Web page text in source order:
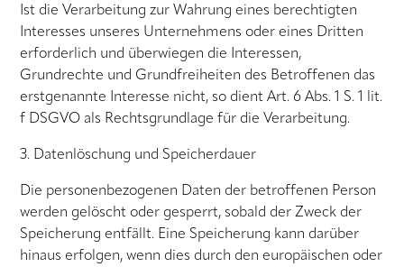
Ist die Verarbeitung zur Wahrung eines berechtigten
Interesses unseres Unternehmens oder eines Dritten
erforderlich und überwiegen die Interessen,
Grundrechte und Grundfreiheiten des Betroffenen das
erstgenannte Interesse nicht, so dient Art. 6 Abs. 1 S. 1 lit.
f DSGVO als Rechtsgrundlage für die Verarbeitung.
3. Datenlöschung und Speicherdauer
Die personenbezogenen Daten der betroffenen Person
werden gelöscht oder gesperrt, sobald der Zweck der
Speicherung entfällt. Eine Speicherung kann darüber
hinaus erfolgen, wenn dies durch den europäischen oder